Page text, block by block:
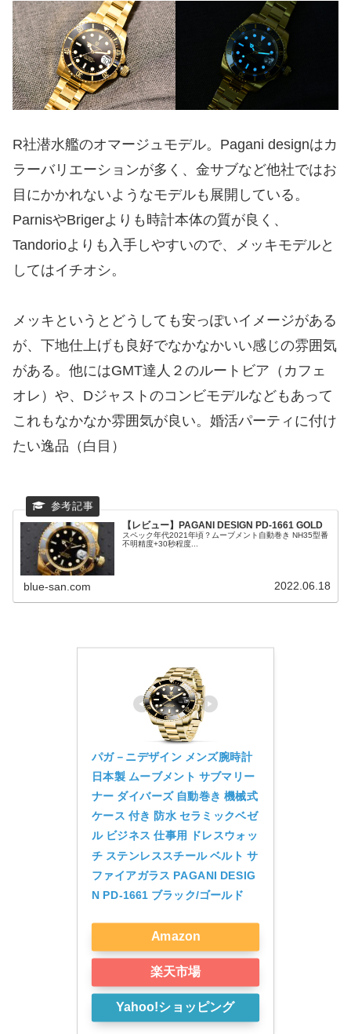
R社潜水艦のオマージュモデル。Pagani designはカ
ラーバリエーションが多く、金サブなど他社ではお
目にかかれないようなモデルも展開している。
ParnisやBrigerよりも時計本体の質が良く、
Tandorioよりも入手しやすいので、メッキモデルと
してはイチオシ。
メッキというとどうしても安っぽいイメージがある
が、下地仕上げも良好でなかなかいい感じの雰囲気
がある。他にはGMT達人２のルートビア（カフェ
オレ）や、Dジャストのコンビモデルなどもあって
これもなかなか雰囲気が良い。婚活パーティに付け
たい逸品（白目）
【レビュー】PAGANI DESIGN PD-1661 GOLD
スペック年代2021年頃？ムーブメント自動巻き NH35型番
不明精度+30秒程度...
blue-san.com 2022.06.18
パガ－ニデザイン メンズ腕時計
日本製 ムーブメント サブマリー
ナー ダイバーズ 自動巻き 機械式
ケース 付き 防水 セラミックベゼ
ル ビジネス 仕事用 ドレスウォッ
チ ステンレススチール ベルト サ
ファイアガラス PAGANI DESIG
N PD-1661 ブラック/ゴールド
Amazon
楽天市場
Yahoo!ショッピング